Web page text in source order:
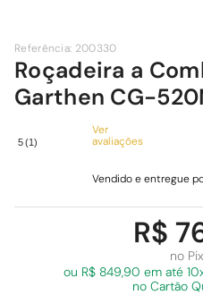
Referência: 200330
Roçadeira a
Garthen CG-
5(1)
Ver
avaliações
Vendido e entregue
R$
no Pix
ou R$ 849,90 em até
no Cartão